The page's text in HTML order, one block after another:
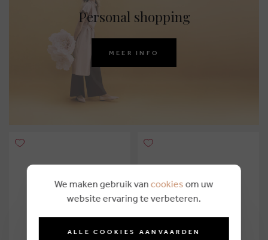
Personal shopping
MEER INFO
We maken gebruik van cookies om uw
website ervaring te verbeteren.
ALLE COOKIES AANVAARDEN